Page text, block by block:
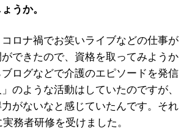
うか。
ロナ禍でお笑いライブなどの仕事が
できたので、資格を取ってみようか
ログなどで介護のエピソードを発信
のような活動はしていたのですが、
がないなと感じていたんです。それ
務者研修を受けました。